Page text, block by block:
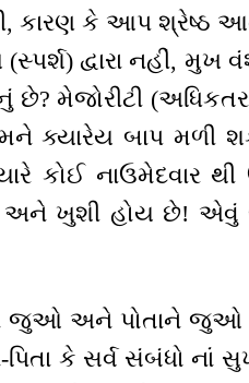
કારણ કે આપ શ્રેષ્ઠ
(સ્પર્શ) દ્વારા નહીં, મુખ
મેજોરીટી (અધિકતર)
ક્યારેય બાપ મળી
કોઈ નાઉમેદવાર
ખુશી હોય છે! એવું
ને જુઓ અને પોતાને જુઓ
પિતા કે સર્વ સંબંધો